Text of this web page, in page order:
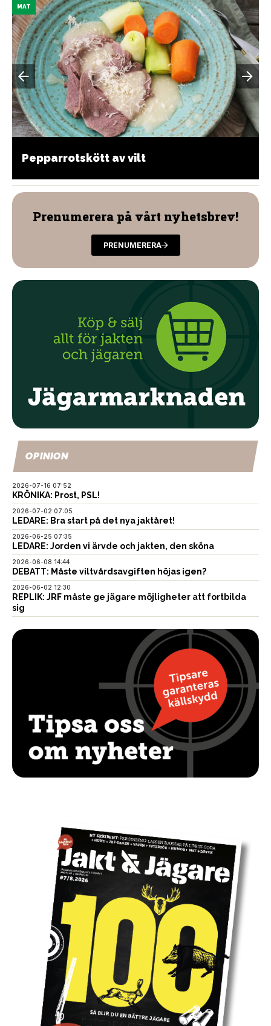
MAT
Pepparrotskött av vilt
Prenumerera på vårt nyhetsbrev!
PRENUMERERA
OPINION
2026-07-16 07:52
KRÖNIKA: Prost, PSL!
2026-07-02 07:05
LEDARE: Bra start på det nya jaktåret!
2026-06-25 07:35
LEDARE: Jorden vi ärvde och jakten, den sköna
2026-06-08 14:44
DEBATT: Måste viltvårdsavgiften höjas igen?
2026-06-02 12:30
REPLIK: JRF måste ge jägare möjligheter att fortbilda
sig